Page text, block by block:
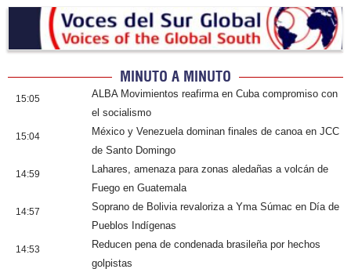
MINUTO A MINUTO
15:05
ALBA Movimientos reafirma en Cuba compromiso con
el socialismo
15:04
México y Venezuela dominan finales de canoa en JCC
de Santo Domingo
14:59
Lahares, amenaza para zonas aledañas a volcán de
Fuego en Guatemala
14:57
Soprano de Bolivia revaloriza a Yma Súmac en Día de
Pueblos Indígenas
14:53
Reducen pena de condenada brasileña por hechos
golpistas